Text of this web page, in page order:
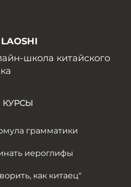
школа китайского
КУРСЫ
грамматики
иероглифы
как китаец"